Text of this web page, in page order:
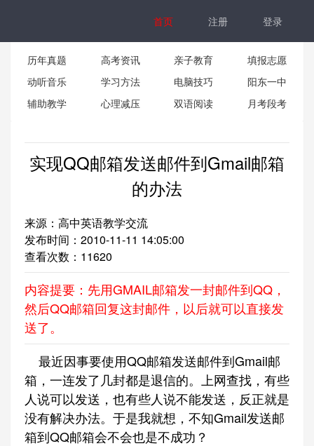
首页 注册 登录
历年真题 高考资讯 亲子教育
填报志愿
动听音乐
学习方法 电脑技巧
阳东一中
辅助教学
心理减压 双语阅读 月考段考
实现QQ邮箱发送邮件到Gmail邮箱
的办法
来源：高中英语教学交流
发布时间：2010-11-11 14:05:00
查看次数： 11620
内容提要：先用GMAIL邮箱发一封邮件到QQ，
然后QQ邮箱回复这封邮件，以后就可以直接发
送了。
最近因事要使用QQ邮箱发送邮件到Gmail邮
箱，一连发了几封都是退信的。上网查找，有些
人说可以发送，也有些人说不能发送，反正就是
没有解决办法。于是我就想，不知Gmail发送邮
箱到QQ邮箱会不会也是不成功？